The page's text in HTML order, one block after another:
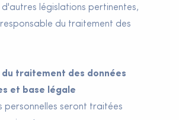
d'autres législations pertinentes,
du traitement des
traitement des données
et base légale
personnelles seront traitées